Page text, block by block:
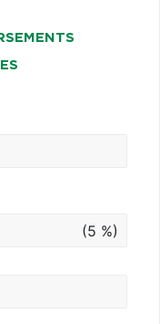
(5 %)